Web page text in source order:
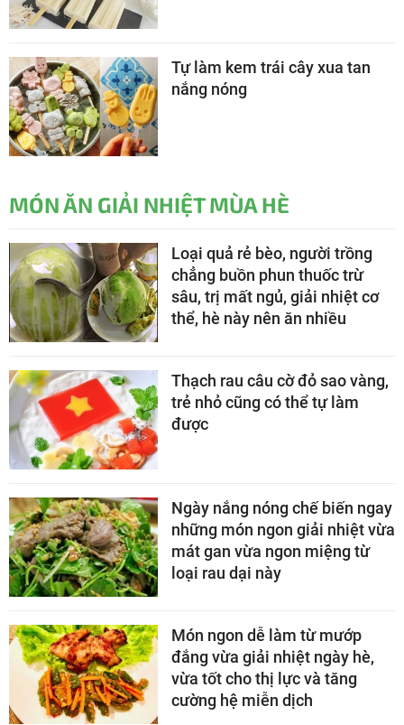
Tự làm kem trái cây xua tan
nắng nóng
MÓN ĂN GIẢI NHIỆT MÙA HÈ
Loại quả rẻ bèo, người trồng
chẳng buồn phun thuốc trừ
sâu, trị mất ngủ, giải nhiệt cơ
thể, hè này nên ăn nhiều
Thạch rau câu cờ đỏ sao vàng,
trẻ nhỏ cũng có thể tự làm
được
Ngày nắng nóng chế biến ngay
những món ngon giải nhiệt vừa
mát gan vừa ngon miệng từ
loại rau dại này
Món ngon dễ làm từ mướp
đắng vừa giải nhiệt ngày hè,
vừa tốt cho thị lực và tăng
cường hệ miễn dịch